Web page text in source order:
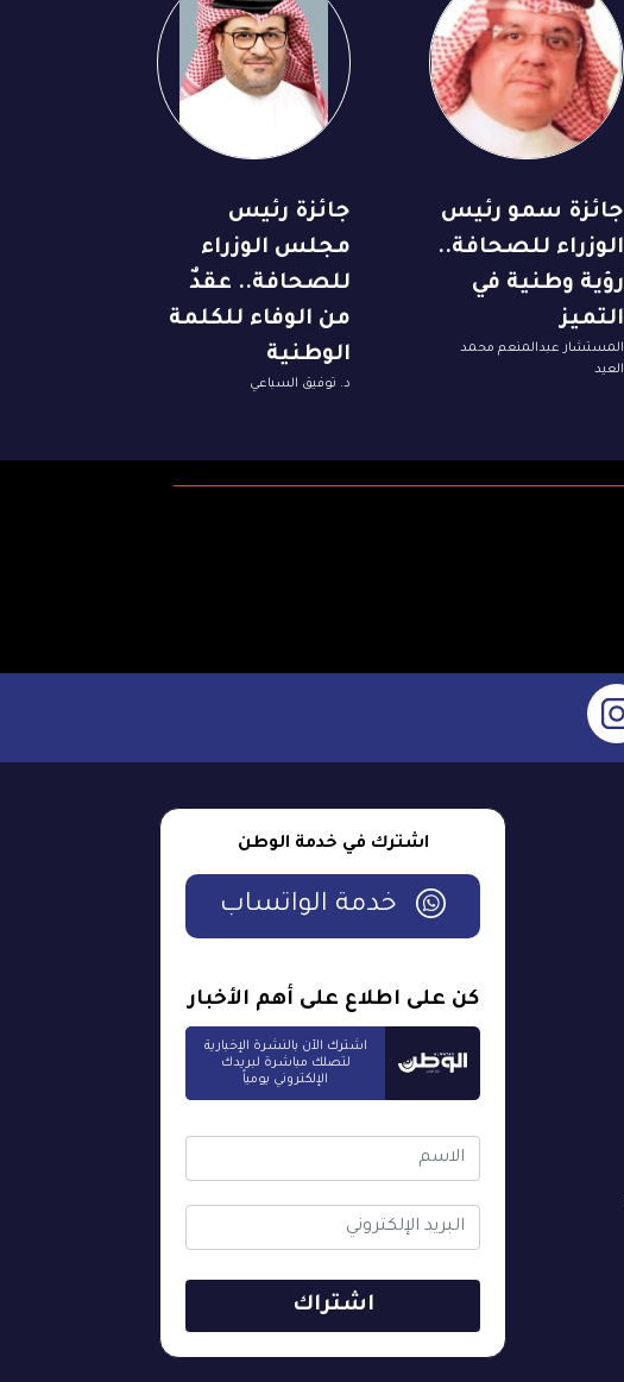
جائزة سمو رئيس
الوزراء للصحافة..
رؤية وطنية في
التميز
المستشار عبدالمنعم محمد
العيد
جائزة رئيس
مجلس الوزراء
للصحافة.. عقدٌ
من الوفاء للكلمة
الوطنية
د. توفيق السباعي
اشترك في خدمة الوطن
خدمة الواتساب
كن على اطلاع على أهم الأخبار
اشترك الآن بالنشرة الإخبارية
لتصلك مباشرة لبريدك
الإلكتروني يومياً
اشتراك